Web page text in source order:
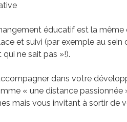
éducatif est la même
et suivi (par exemple au sein
ne sait pas »!).
dans votre
« une distance
mais vous invitant à sortir de